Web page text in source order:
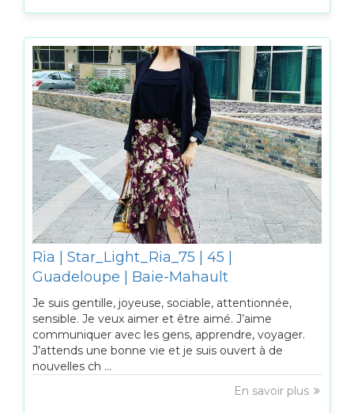
Ria | Star_Light_Ria_75 | 45 |
Guadeloupe | Baie-Mahault
Je suis gentille, joyeuse, sociable, attentionnée,
sensible. Je veux aimer et être aimé. J’aime
communiquer avec les gens, apprendre, voyager.
J’attends une bonne vie et je suis ouvert à de
nouvelles ch ...
En savoir plus